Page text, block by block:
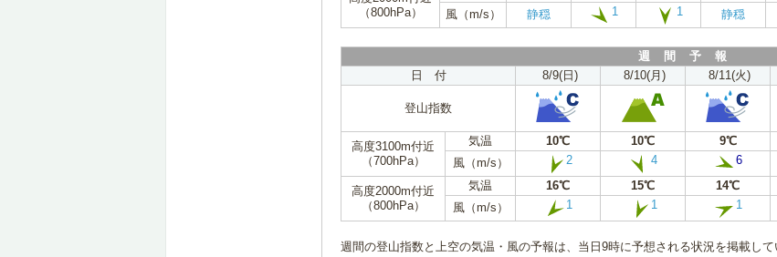
（800hPa）
風（m/s）
静穏 1 1 静穏
週 間 予 報
日 付
8/9(日) 8/10(月) 8/11(火)
登山指数
高度3100m付近
（700hPa）
気温 10℃ 10℃ 9℃
風（m/s）
2 4 6
高度2000m付近
（800hPa）
気温 16℃ 15℃ 14℃
風（m/s）
1 1 1
週間の登山指数と上空の気温・風の予報は、当日9時に予想される状況を掲載して